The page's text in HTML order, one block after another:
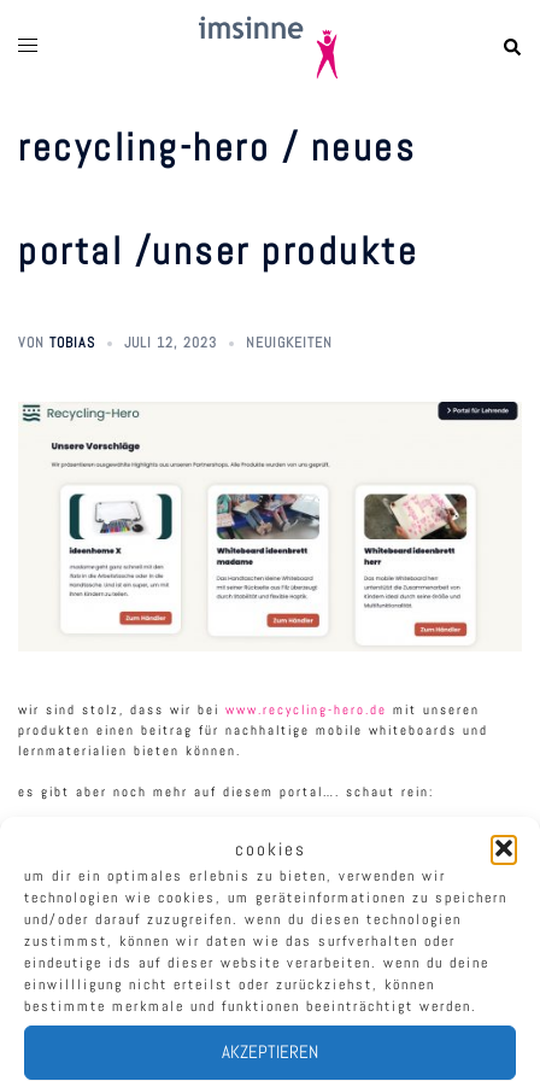
cookies
um dir ein optimales erlebnis zu bieten, verwenden wir
technologien wie cookies, um geräteinformationen zu speichern
und/oder darauf zuzugreifen. wenn du diesen technologien
zustimmst, können wir daten wie das surfverhalten oder
eindeutige ids auf dieser website verarbeiten. wenn du deine
einwillligung nicht erteilst oder zurückziehst, können
bestimmte merkmale und funktionen beeinträchtigt werden.
AKZEPTIEREN
springen
recycling-hero / neues
portal /unser produkte
VON TOBIAS JULI 12, 2023 NEUIGKEITEN
wir sind stolz, dass wir bei www.recycling-hero.de mit unseren
produkten einen beitrag für nachhaltige mobile whiteboards und
lernmaterialien bieten können.
es gibt aber noch mehr auf diesem portal…. schaut rein:
startseite
tap / weihenstephan triesdorf